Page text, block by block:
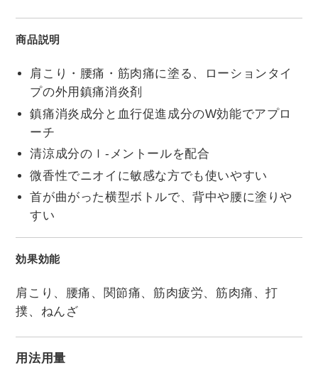
商品説明
肩こり・腰痛・筋肉痛に塗る、ローションタイ
プの外用鎮痛消炎剤
鎮痛消炎成分と血行促進成分のW効能でアプロ
ーチ
清涼成分のｌ-メントールを配合
微香性でニオイに敏感な方でも使いやすい
首が曲がった横型ボトルで、背中や腰に塗りや
すい
効果効能
肩こり、腰痛、関節痛、筋肉疲労、筋肉痛、打
撲、ねんざ
用法用量